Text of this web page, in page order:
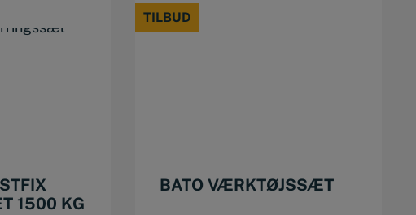
1500 KG
TILBUD
TILBUD
BATO VÆRKTØJSSÆT